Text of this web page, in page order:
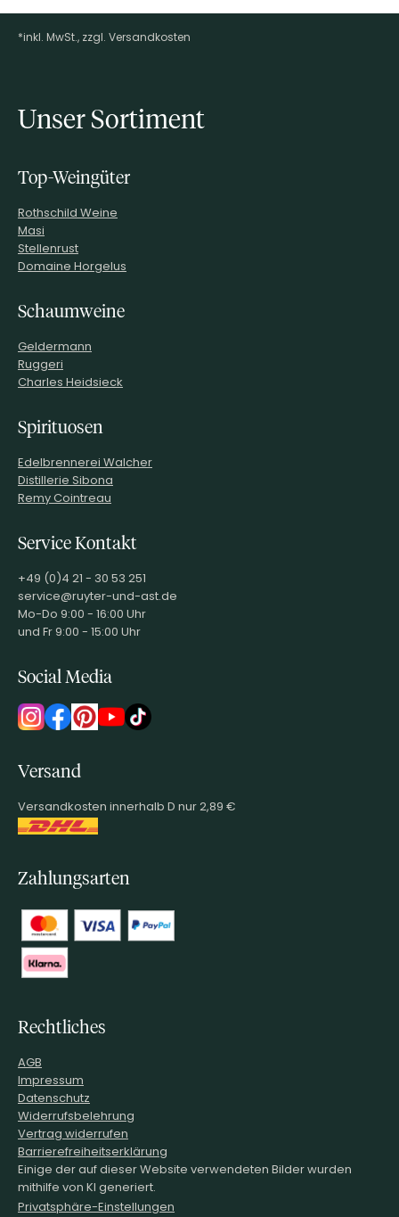
Footer-Menü
*inkl. MwSt., zzgl. Versandkosten
Unser Sortiment
Top-Weingüter
Rothschild Weine
Masi
Stellenrust
Domaine Horgelus
Schaumweine
Geldermann
Ruggeri
Charles Heidsieck
Spirituosen
Edelbrennerei Walcher
Distillerie Sibona
Remy Cointreau
Service Kontakt
+49 (0)4 21 - 30 53 251
service@ruyter-und-ast.de
Mo-Do 9:00 - 16:00 Uhr
und Fr 9:00 - 15:00 Uhr
Social Media
Versand
Versandkosten innerhalb D nur 2,89 €
Zahlungsarten
Rechtliches
AGB
Impressum
Datenschutz
Widerrufsbelehrung
Vertrag widerrufen
Barrierefreiheitserklärung
Einige der auf dieser Website verwendeten Bilder wurden
mithilfe von KI generiert.
Privatsphäre-Einstellungen